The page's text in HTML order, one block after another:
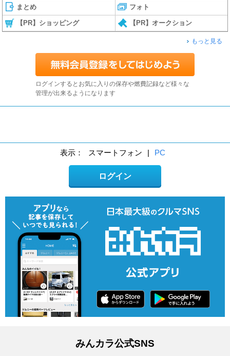
まとめ フォト
【PR】ショッピング 【PR】オークション
もっと見る
ログインするとお気に入りの保存や燃費記録など様々な
管理が出来るようになります
表示： スマートフォン | PC
ログイン
みんカラ公式SNS